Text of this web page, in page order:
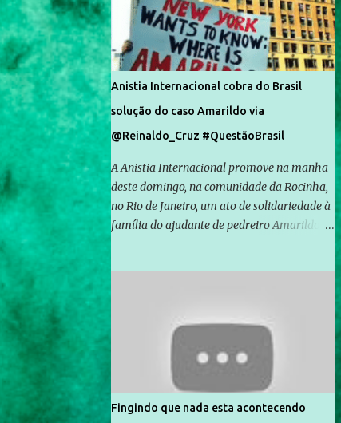
Anistia Internacional cobra do Brasil
solução do caso Amarildo via
@Reinaldo_Cruz #QuestãoBrasil
A Anistia Internacional promove na manhã
deste domingo, na comunidade da Rocinha,
no Rio de Janeiro, um ato de solidariedade à
família do ajudante de pedreiro Amarildo de
Rocinha. A assessora de Direitos Humanos
da Anistia Internacional, Renata Neder, disse
à Agência Brasil que ações e atividades de
mobilização são feitas normalmente pela
organização não governamental. As ações
de solidariedade são promovidas em apoio
Fingindo que nada esta acontecendo